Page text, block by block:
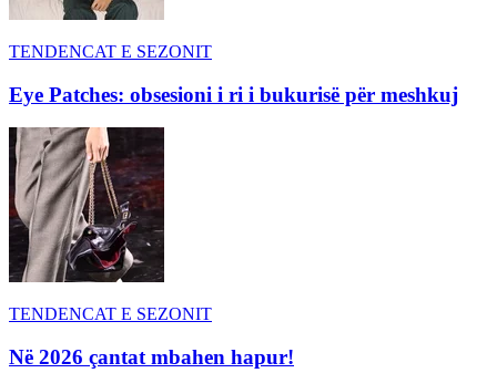
TENDENCAT E SEZONIT
Eye Patches: obsesioni i ri i bukurisë për meshkuj
TENDENCAT E SEZONIT
Në 2026 çantat mbahen hapur!